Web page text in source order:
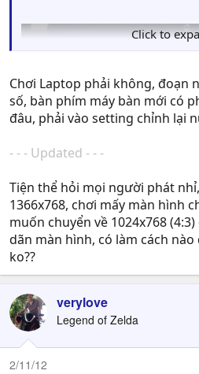
Click to
Chơi Laptop phải không, đoạn
số, bàn phím máy bàn mới có
đâu, phải vào setting chỉnh lại
- - - Updated - - -
Tiện thể hỏi mọi người phát
1366x768, chơi mấy màn hình
muốn chuyển về 1024x768
dãn màn hình, có làm cách
ko??
verylove
Legend of Zelda
2/11/12